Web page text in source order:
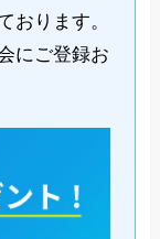
おります。
にご登録お